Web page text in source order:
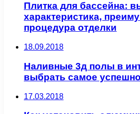
Плитка для бассейна:
характеристика,
процедура отделки
18.09.2018
Наливные 3д полы в
выбрать самое
17.03.2018